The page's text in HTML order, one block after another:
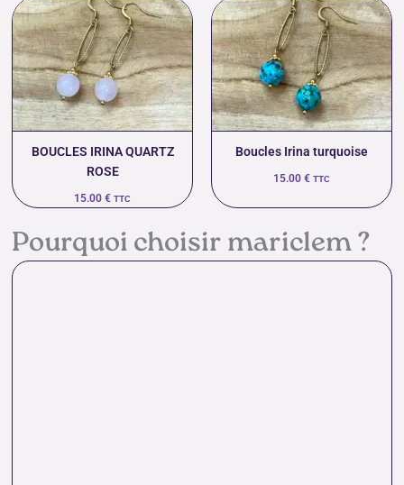
BOUCLES IRINA QUARTZ
ROSE
15.00€ TTC
Boucles Irina turquoise
15.00 € TTC
Pourquoi choisir mariclem ?